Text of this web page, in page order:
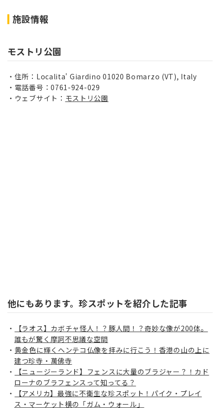
施設情報
モストリ公園
住所：Localita' Giardino 01020 Bomarzo (VT), Italy
電話番号：0761-924-029
ウェブサイト： モストリ公園
他にもあります。珍スポットを紹介した記事
【ラオス】カボチャ怪人！？豚人間！？奇妙な像が200体。
誰もが驚く摩訶不思議な空間
黄金色に輝くヘンテコ仏像を拝みに行こう！香港の山の上に
建つ珍寺・萬佛寺
【ニュージーランド】フェンスに大量のブラジャー？！カド
ローナのブラフェンスって知ってる？
【アメリカ】最強に不衛生な珍スポット！パイク・プレイ
ス・マーケット横の「ガム・ウォール」